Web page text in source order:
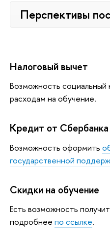
Перспективы
Налоговый вычет
Возможность социальный
расходам на обучение.
Кредит от Сбербанка
Возможность оформить
государственной
Скидки на обучение
Есть возможность
подробнее по ссылке.